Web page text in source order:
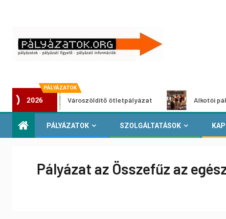
PÁLYÁZATOK
2026Városzöldítő ötletpályázat Alkotói pályázat
PÁLYÁZATOK SZOLGÁLTATÁSOK
Pályázat az Összefűz az